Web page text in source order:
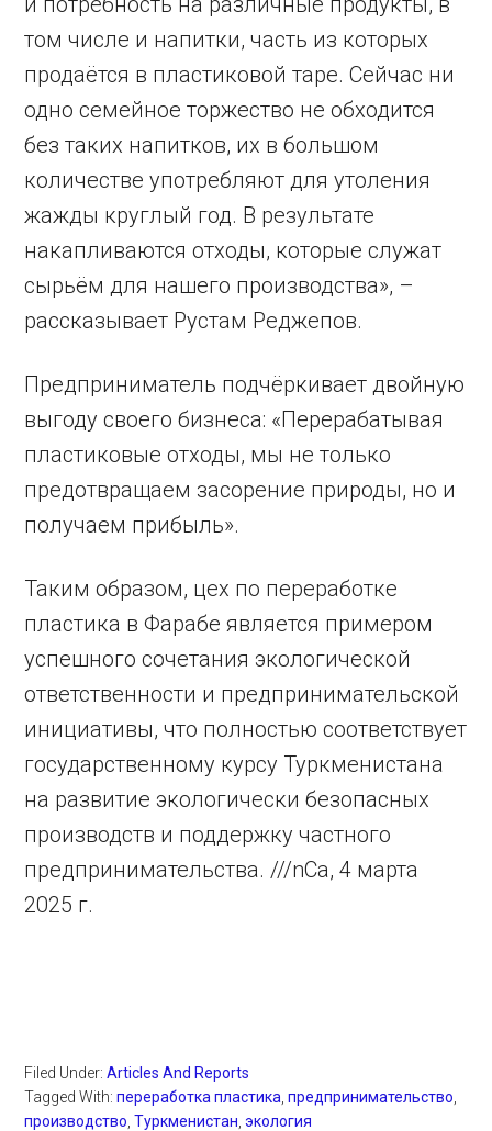
том числе и напитки, часть из которых
продаётся в пластиковой таре. Сейчас ни
одно семейное торжество не обходится
без таких напитков, их в большом
количестве употребляют для утоления
жажды круглый год. В результате
накапливаются отходы, которые служат
сырьём для нашего производства», –
рассказывает Рустам Реджепов.
Предприниматель подчёркивает двойную
выгоду своего бизнеса: «Перерабатывая
пластиковые отходы, мы не только
предотвращаем засорение природы, но и
получаем прибыль».
Таким образом, цех по переработке
пластика в Фарабе является примером
успешного сочетания экологической
ответственности и предпринимательской
инициативы, что полностью соответствует
государственному курсу Туркменистана
на развитие экологически безопасных
производств и поддержку частного
предпринимательства. ///nCa, 4 марта
2025 г.
Filed Under:Articles And Reports
Tagged With:переработка пластика ,предпринимательство
производство ,Туркменистан ,экология